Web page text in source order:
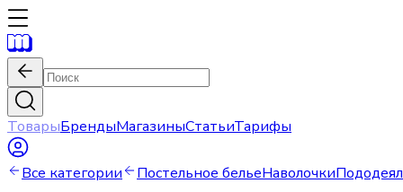
ТоварыБрендыМагазиныСтатьиТарифы
Все категории Постельное бельеНаволочки